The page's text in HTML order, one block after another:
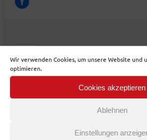
Wir verwenden Cookies, um unsere Website und
optimieren.
Cookies akzeptieren
Ablehnen
Einstellungen
Klicke hier, um Marketing-